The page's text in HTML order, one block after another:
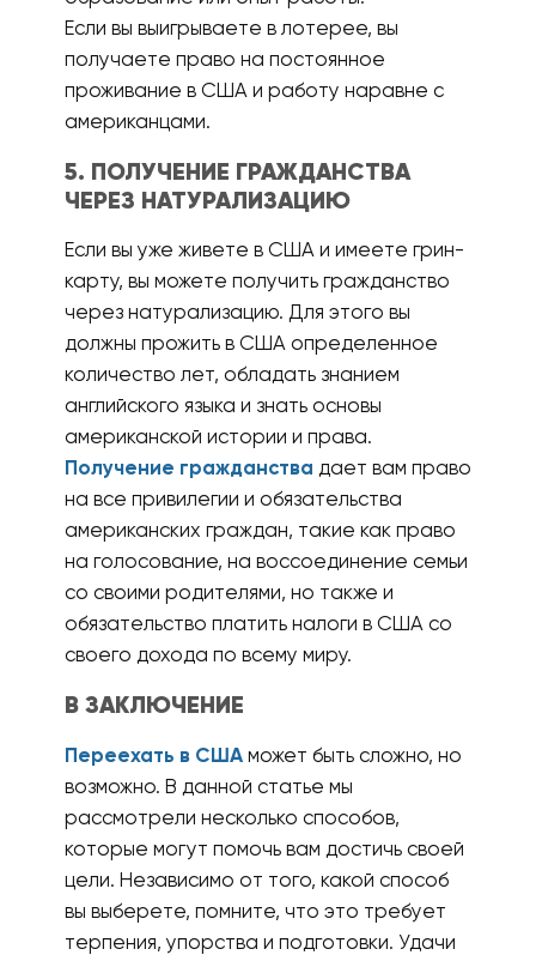
Если вы выигрываете в лотерее, вы
получаете право на постоянное
проживание в США и работу наравне с
американцами.
5. ПОЛУЧЕНИЕ ГРАЖДАНСТВА
ЧЕРЕЗ НАТУРАЛИЗАЦИЮ
Если вы уже живете в США и имеете грин-
карту, вы можете получить гражданство
через натурализацию. Для этого вы
должны прожить в США определенное
количество лет, обладать знанием
английского языка и знать основы
американской истории и права.
Получение гражданства дает вам право
на все привилегии и обязательства
американских граждан, такие как право
на голосование, на воссоединение семьи
со своими родителями, но также и
обязательство платить налоги в США со
своего дохода по всему миру.
В ЗАКЛЮЧЕНИЕ
Переехать в СШАможет быть сложно, но
возможно. В данной статье мы
рассмотрели несколько способов,
которые могут помочь вам достичь своей
цели. Независимо от того, какой способ
вы выберете, помните, что это требует
терпения, упорства и подготовки. Удачи